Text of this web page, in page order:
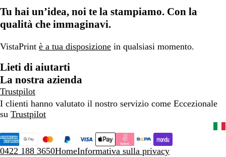
pagina
1
pagina
2
pagina
Tu hai un’idea, noi te la stampiamo. Con la
qualità che immaginavi.
VistaPrint è a tua disposizione in qualsiasi momento.
Lieti di aiutarti
La nostra azienda
Trustpilot
I clienti hanno valutato il nostro servizio come Eccezionale
su Trustpilot
0422 188 3650HomeInformativa sulla privacy